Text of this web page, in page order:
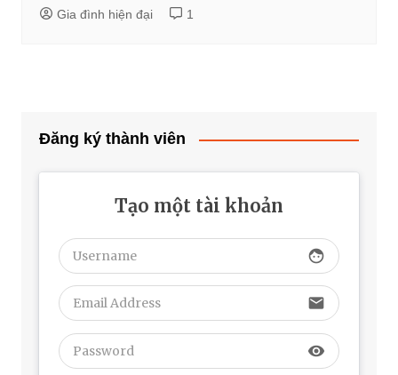
Gia đình hiện đại 1
Đăng ký thành viên
Tạo một tài khoản
face
email
visibility